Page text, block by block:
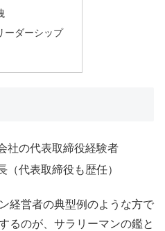
ーダーシップ
社の代表取締役経験者
（代表取締役も歴任）
経営者の典型例のような方で
るのが、サラリーマンの鑑と